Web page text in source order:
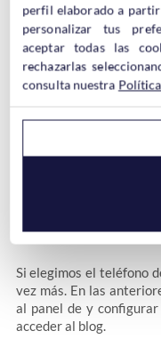
Cuando guardemos
dispositivo que vamos
Si elegimos el teléfono
vez más. En las
al panel de y
acceder al blog.
perfil elaborado a partir
personalizar tus
aceptar todas las
rechazarlas
consulta nuestra